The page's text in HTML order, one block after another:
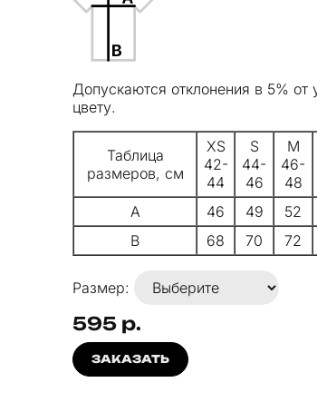
Допускаются отклонения в 5%
цвету.
Таблица
размеров, см
XS
42-
44
S
44-
46
M
46-
48
A
46 49 52
B
68 70 72
Размер:
595 р.
ЗАКАЗАТЬ